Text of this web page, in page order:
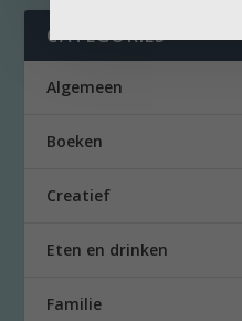
CATEGORIES
Algemeen
Boeken
Creatief
Eten en drinken
Familie